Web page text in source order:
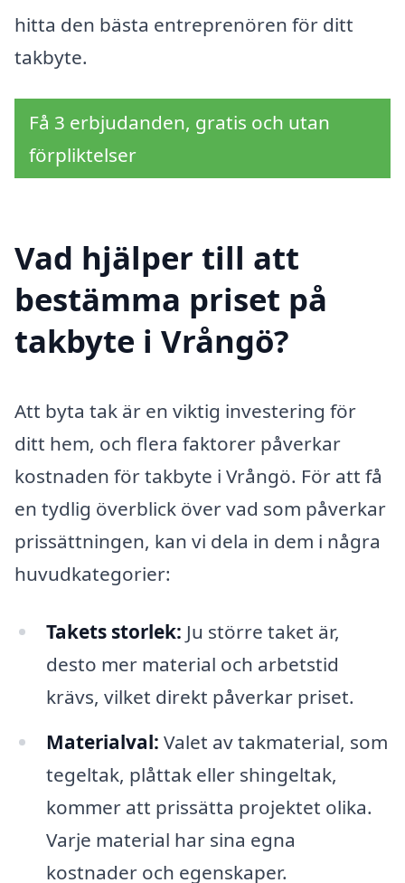
hitta den bästa entreprenören för ditt
takbyte.
Få 3 erbjudanden, gratis och utan
förpliktelser
Vad hjälper till att
bestämma priset på
takbyte i Vrångö?
Att byta tak är en viktig investering för
ditt hem, och flera faktorer påverkar
kostnaden för takbyte i Vrångö. För att få
en tydlig överblick över vad som påverkar
prissättningen, kan vi dela in dem i några
huvudkategorier:
Takets storlek: Ju större taket är,
desto mer material och arbetstid
krävs, vilket direkt påverkar priset.
Materialval: Valet av takmaterial, som
tegeltak, plåttak eller shingeltak,
kommer att prissätta projektet olika.
Varje material har sina egna
kostnader och egenskaper.